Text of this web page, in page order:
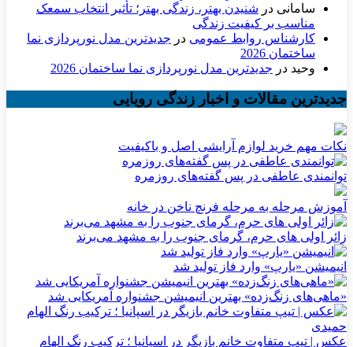
سامانی در شنیدن بهتر، زندگی بهتر؛ تأثیر انتخاب سمعک
مناسب بر کیفیت زندگی
کارشناس روابط عمومی در جدیدترین مدل نورپردازی نما
ساختمان 2026
وحید در جدیدترین مدل نورپردازی نما ساختمان 2026
جدیدترین مقالات و اخبار زندگی رویایی
نکات مهم خرید لوازم آرایشی اصل و باکیفیت
توانمندی عاطفی در پس گفته‌های روزمره
آموزش مرحله به مرحله فرنچ ناخن در خانه
زائر اولی های حرم، گرمای جنوب را به مشهد می‌برند
انیمیشن «یارپ» وارد فاز تولید شد
«ماهی‌های زنگ‌زده» بهترین انیمیشن جشنواره آمریکایی شد
عکس | تیپ متفاوت خانم بازیگر در اسپانیا ؛ ترکیب رنگ الهام